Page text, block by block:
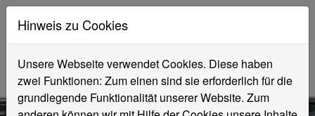
Hinweis zu Cookies
Unsere Webseite verwendet Cookies. Diese haben
zwei Funktionen: Zum einen sind sie erforderlich für die
grundlegende Funktionalität unserer Website. Zum